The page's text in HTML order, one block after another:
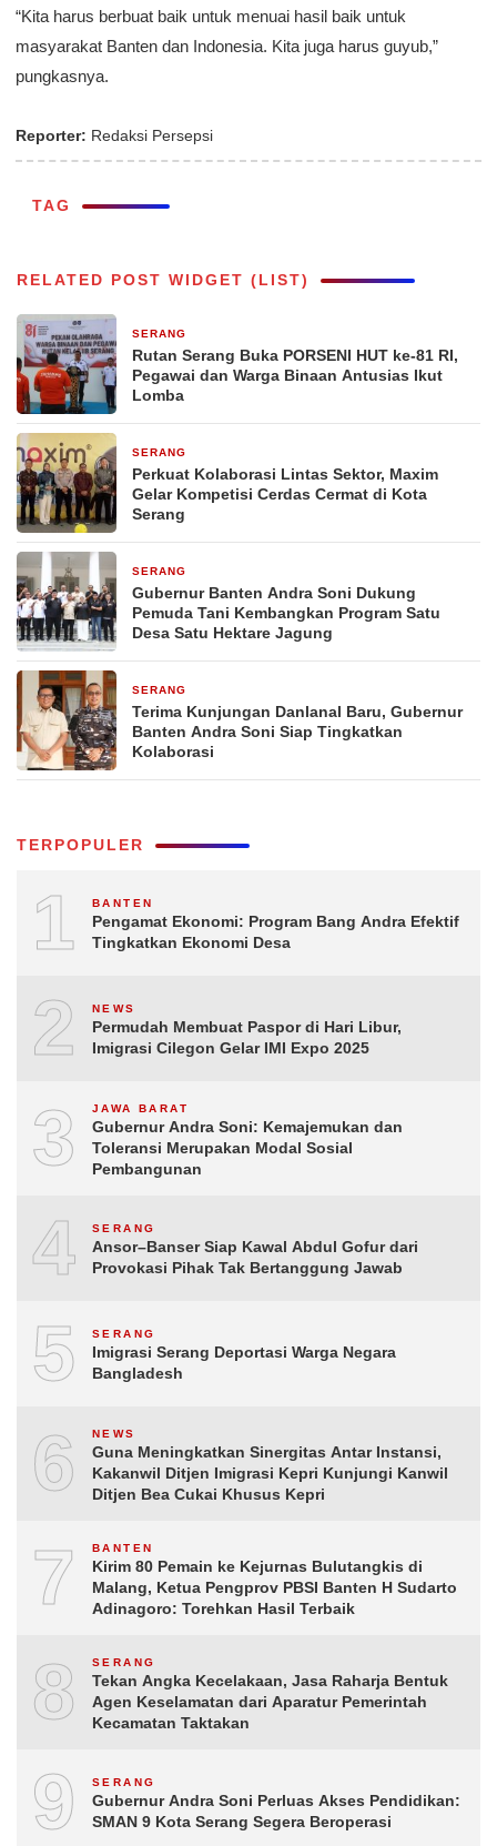
“Kita harus berbuat baik untuk menuai hasil baik untuk
masyarakat Banten dan Indonesia. Kita juga harus guyub,”
pungkasnya.
Reporter: Redaksi Persepsi
TAG
RELATED POST WIDGET (LIST)
SERANG
Rutan Serang Buka PORSENI HUT ke-81 RI,
Pegawai dan Warga Binaan Antusias Ikut
Lomba
SERANG
Perkuat Kolaborasi Lintas Sektor, Maxim
Gelar Kompetisi Cerdas Cermat di Kota
Serang
SERANG
Gubernur Banten Andra Soni Dukung
Pemuda Tani Kembangkan Program Satu
Desa Satu Hektare Jagung
SERANG
Terima Kunjungan Danlanal Baru, Gubernur
Banten Andra Soni Siap Tingkatkan
Kolaborasi
TERPOPULER
1 BANTEN
Pengamat Ekonomi: Program Bang Andra Efektif
Tingkatkan Ekonomi Desa
2 NEWS
Permudah Membuat Paspor di Hari Libur,
Imigrasi Cilegon Gelar IMI Expo 2025
3 JAWA BARAT
Gubernur Andra Soni: Kemajemukan dan
Toleransi Merupakan Modal Sosial
Pembangunan
4 SERANG
Ansor–Banser Siap Kawal Abdul Gofur dari
Provokasi Pihak Tak Bertanggung Jawab
5 SERANG
Imigrasi Serang Deportasi Warga Negara
Bangladesh
6 NEWS
Guna Meningkatkan Sinergitas Antar Instansi,
Kakanwil Ditjen Imigrasi Kepri Kunjungi Kanwil
Ditjen Bea Cukai Khusus Kepri
7 BANTEN
Kirim 80 Pemain ke Kejurnas Bulutangkis di
Malang, Ketua Pengprov PBSI Banten H Sudarto
Adinagoro: Torehkan Hasil Terbaik
8 SERANG
Tekan Angka Kecelakaan, Jasa Raharja Bentuk
Agen Keselamatan dari Aparatur Pemerintah
Kecamatan Taktakan
9 SERANG
Gubernur Andra Soni Perluas Akses Pendidikan:
SMAN 9 Kota Serang Segera Beroperasi